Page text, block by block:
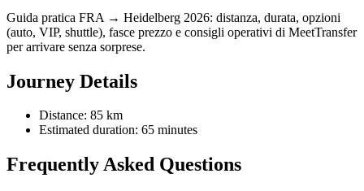
Guida pratica FRA → Heidelberg 2026: distanza, durata, opzioni
(auto, VIP, shuttle), fasce prezzo e consigli operativi di MeetTransfer
per arrivare senza sorprese.
Journey Details
Distance: 85 km
Estimated duration: 65 minutes
Frequently Asked Questions